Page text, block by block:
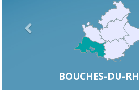
BOUCHES-DU-